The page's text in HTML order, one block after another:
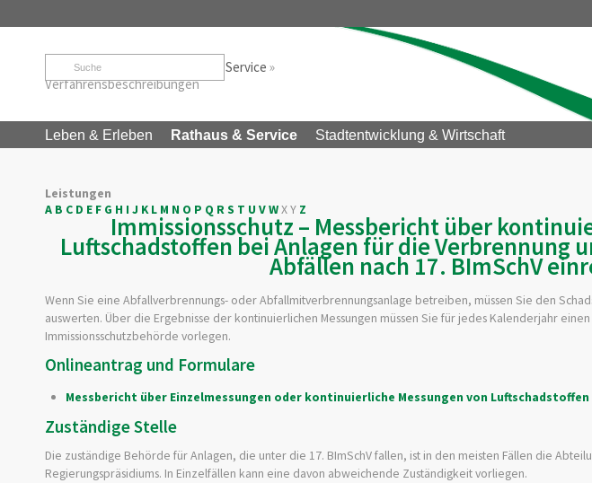
Startseite Service »
Verfahrensbeschreibungen
Leben & Erleben Rathaus & Service Stadtentwicklung & Wirtschaft
Leistungen
A B C D E F G H I J K L M N O P Q RS T U VWXY Z
Immissionsschutz – Messbericht über
Luftschadstoffen bei Anlagen für die Verbrennung
Abfällen nach 17. BImSchV
Wenn Sie eine Abfallverbrennungs- oder Abfallmitverbrennungsanlage betreiben, müssen Sie den
auswerten. Über die Ergebnisse der kontinuierlichen Messungen müssen Sie für jedes Kalenderjahr
Immissionsschutzbehörde vorlegen.
Onlineantrag und Formulare
Messbericht über Einzelmessungen oder kontinuierliche Messungen von
Zuständige Stelle
Die zuständige Behörde für Anlagen, die unter die 17. BImSchV fallen, ist in den meisten Fällen die
Regierungspräsidiums. In Einzelfällen kann eine davon abweichende Zuständigkeit vorliegen.